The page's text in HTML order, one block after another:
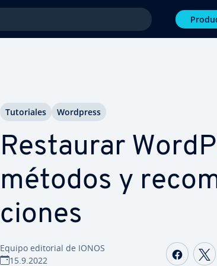
Restaurar
métodos y
cio­nes
Equipo editorial de IONOS
15.9.2022
Tu­to­ria­les Wordpress